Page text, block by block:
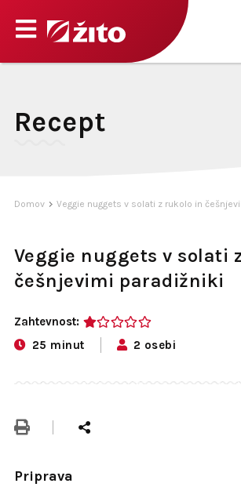
Recept
Domov Veggie nuggets v solati z rukolo in
Veggie nuggets v solati
češnjevimi paradižniki
Zahtevnost:
25 minut 2 osebi
Priprava